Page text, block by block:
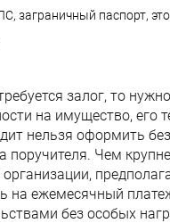
заграничный паспорт,
залог, то
на имущество, его
нельзя оформить
поручителя. Чем
на ежемесячный
без особых